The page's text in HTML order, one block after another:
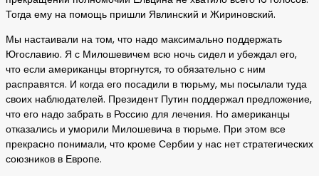
Тогда ему на помощь пришли Явлинский и Жириновский.
Мы настаивали на том, что надо максимально поддержать
Югославию. Я с Милошевичем всю ночь сидел и убеждал его,
что если американцы вторгнутся, то обязательно с ним
расправятся. И когда его посадили в тюрьму, мы посылали туда
своих наблюдателей. Президент Путин поддержал предложение,
что его надо забрать в Россию для лечения. Но американцы
отказались и уморили Милошевича в тюрьме. При этом все
прекрасно понимали, что кроме Сербии у нас нет стратегических
союзников в Европе.